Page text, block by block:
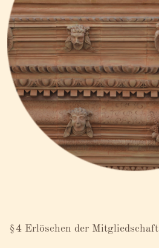
§4 Erlöschen der Mitgliedschaft